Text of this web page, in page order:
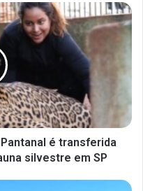
é transferida
silvestre em SP